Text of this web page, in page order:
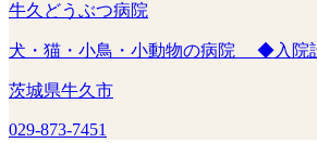
牛久どうぶつ病院
犬・猫・小鳥・小動物の病院 ◆入院
茨城県牛久市
029-873-7451